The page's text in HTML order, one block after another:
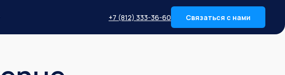
+7 (812) 333-36-60 Связаться с нами